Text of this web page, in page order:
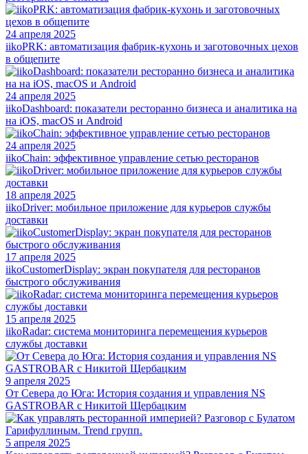
24 апреля 2025
iikoPRK: автоматизация фабрик-кухонь и заготовочных цехов
в общепите
24 апреля 2025
iikoDashboard: показатели ресторанно бизнеса и аналитика на
на iOS, macOS и Android
24 апреля 2025
iikoChain: эффективное управление сетью ресторанов
18 апреля 2025
iikoDriver: мобильное приложение для курьеров службы
доставки
17 апреля 2025
iikoCustomerDisplay: экран покупателя для ресторанов
быстрого обслуживания
15 апреля 2025
iikoRadar: система мониторинга перемещения курьеров
службы доставки
9 апреля 2025
От Севера до Юга: История создания и управления NS
GASTROBAR с Никитой Щербацким
5 апреля 2025